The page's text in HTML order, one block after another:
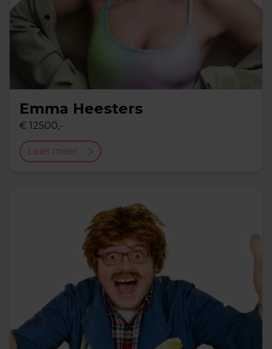
Emma Heesters
€ 12500,-
Lees meer